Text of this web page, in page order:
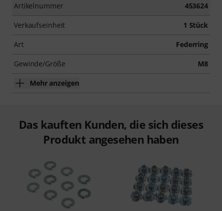
Artikelnummer 453624
Verkaufseinheit 1 Stück
Art Federring
Gewinde/Größe M8
Mehr anzeigen
Das kauften Kunden, die sich dieses
Produkt angesehen haben